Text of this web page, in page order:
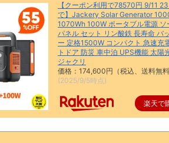
【クーポン利用で78570円 9/11
で】Jackery Solar Generator
1070Wh 100W ポータブル電源 ソ
パネル セット リン酸鉄 長寿命 バ
ー 定格1500W コンパクト 急速充
トドア 防災 車中泊 UPS機能 太陽
ジャクリ
価格：174,600円（税込、送料無
(2025/9/5時点)
楽天で